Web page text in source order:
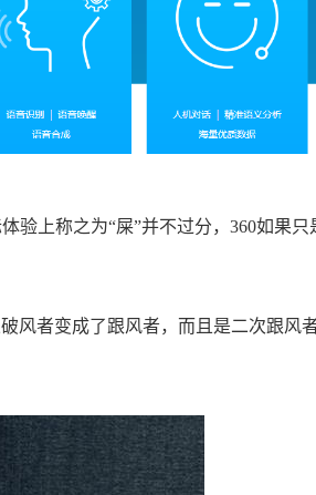
验上称之为“屎”并不过分，360如果只
风者变成了跟风者，而且是二次跟风